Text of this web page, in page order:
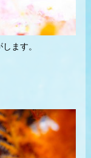
ます。